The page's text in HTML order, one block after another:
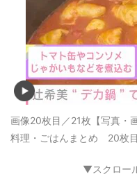
画像20枚目／21枚 【写真
料理・ごはんまとめ 20枚目
▼スクロー